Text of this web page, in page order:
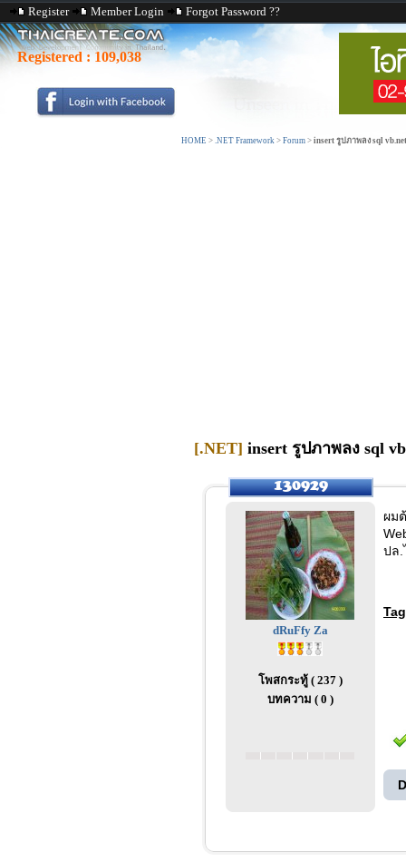
Register Member Login Forgot Password ??
Registered : 109,038
HOME > .NET Framework > Forum > insert รูปภาพลง sql
[.NET] insert รูปภาพลง sql
dRuFfy Za
โพสกระทู้ ( 237 )
บทความ ( 0 )
ผม
ปล.
Tag